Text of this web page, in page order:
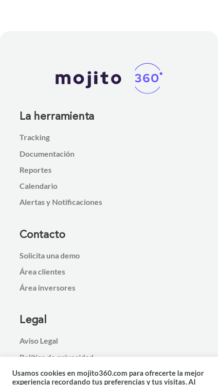
La herramienta
Tracking
Documentación
Reportes
Calendario
Alertas y Notificaciones
Contacto
Solicita una demo
Área clientes
Área inversores
Legal
Aviso Legal
Política de privacidad
Usamos cookies en mojito360.com para ofrecerte la mejor
experiencia recordando tus preferencias y tus visitas. Al